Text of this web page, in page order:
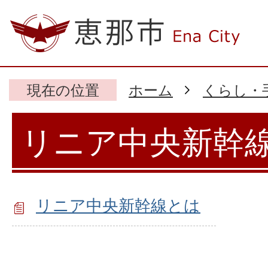
現在の位置 ホーム くらし・
リニア中央新幹
リニア中央新幹線とは